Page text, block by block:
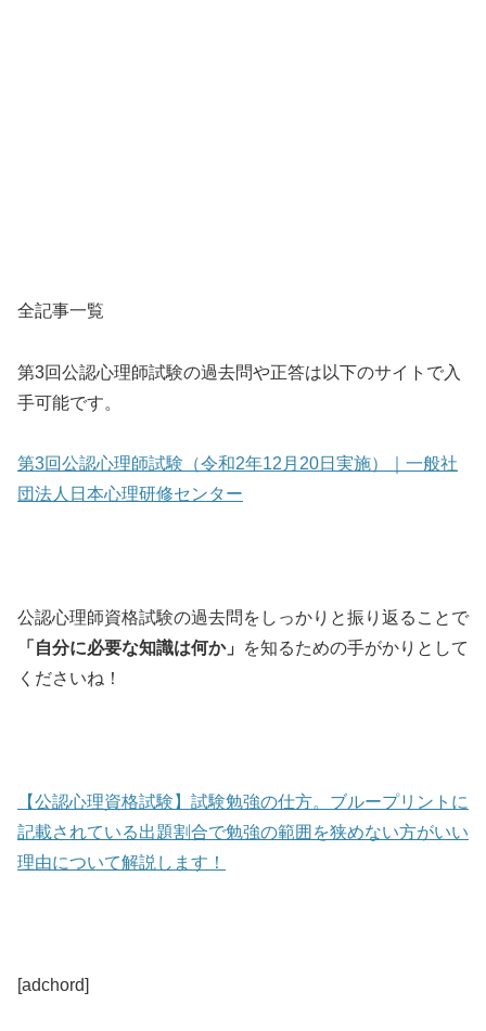
全記事一覧
第3回公認心理師試験の過去問や正答は以下のサイトで入
手可能です。
第3回公認心理師試験（令和2年12月20日実施）｜一般社
団法人日本心理研修センター
公認心理師資格試験の過去問をしっかりと振り返ることで
「自分に必要な知識は何か」
を知るための手がかりとして
くださいね！
【公認心理資格試験】試験勉強の仕方。ブループリントに
記載されている出題割合で勉強の範囲を狭めない方がいい
理由について解説します！
[adchord]